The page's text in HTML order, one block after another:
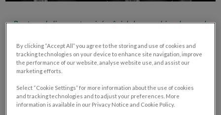
Rupture de ligament croisé crânial chez un chien de grande
qui stabilise le genou lors du mouvement (CTWO – Cranial
Tibial Wedge Ostetomy).
Les examens réalisés par l’équipe
médico-chirurgicale
By clicking “Accept All” you agree to the storing and use of cookies and
tracking technologies on your device to enhance site navigation, improve
the performance of our website, analyse website use, and assist our
marketing efforts.
Select “Cookie Settings” for more information about the use of cookies
and tracking technologies and to adjust your preferences. More
information is available in our Privacy Notice and Cookie Policy.